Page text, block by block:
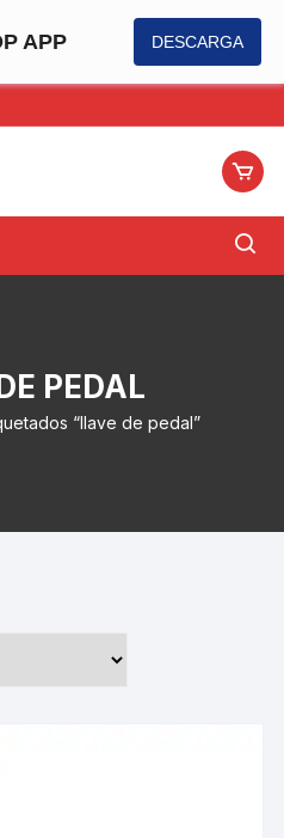
APP DESCARGA
PEDAL
“llave de pedal”